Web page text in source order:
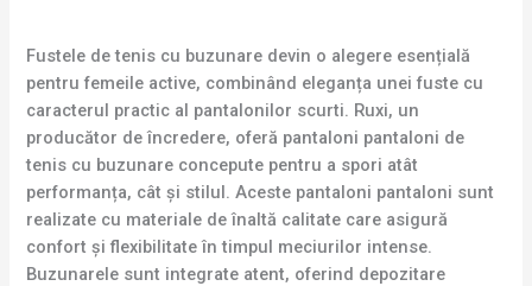
Fustele de tenis cu buzunare devin o alegere esențială
pentru femeile active, combinând eleganța unei fuste cu
caracterul practic al pantalonilor scurti. Ruxi, un
producător de încredere, oferă pantaloni pantaloni de
tenis cu buzunare concepute pentru a spori atât
performanța, cât și stilul. Aceste pantaloni pantaloni sunt
realizate cu materiale de înaltă calitate care asigură
confort și flexibilitate în timpul meciurilor intense.
Buzunarele sunt integrate atent, oferind depozitare